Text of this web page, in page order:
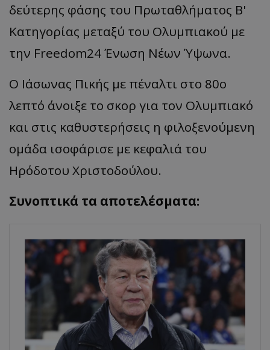
δεύτερης φάσης του Πρωταθλήματος Β'
Κατηγορίας μεταξύ του Ολυμπιακού με
την Freedom24 Ένωση Νέων Ύψωνα.
Ο Ιάσωνας Πικής με πέναλτι στο 80ο
λεπτό άνοιξε το σκορ για τον Ολυμπιακό
και στις καθυστερήσεις η φιλοξενούμενη
ομάδα ισοφάρισε με κεφαλιά του
Ηρόδοτου Χριστοδούλου.
Συνοπτικά τα αποτελέσματα: